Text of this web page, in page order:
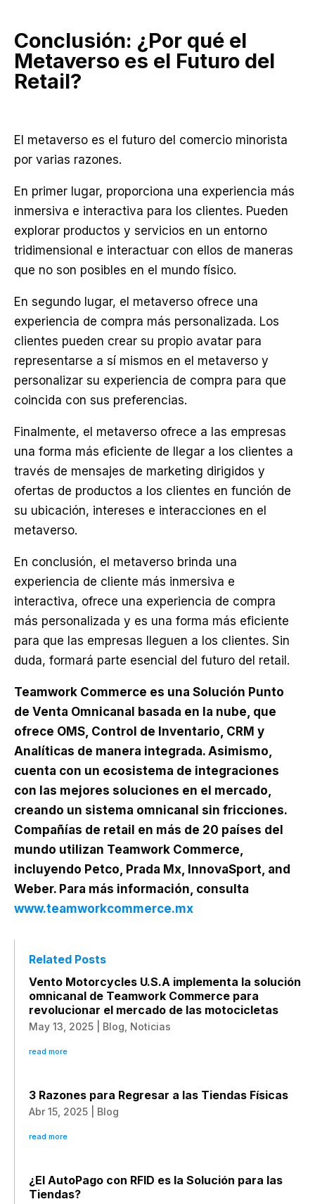
Conclusión: ¿Por qué el
Metaverso es el Futuro del
Retail?
El metaverso es el futuro del comercio minorista
por varias razones.
En primer lugar, proporciona una experiencia más
inmersiva e interactiva para los clientes. Pueden
explorar productos y servicios en un entorno
tridimensional e interactuar con ellos de maneras
que no son posibles en el mundo físico.
En segundo lugar, el metaverso ofrece una
experiencia de compra más personalizada. Los
clientes pueden crear su propio avatar para
representarse a sí mismos en el metaverso y
personalizar su experiencia de compra para que
coincida con sus preferencias.
Finalmente, el metaverso ofrece a las empresas
una forma más eficiente de llegar a los clientes a
través de mensajes de marketing dirigidos y
ofertas de productos a los clientes en función de
su ubicación, intereses e interacciones en el
metaverso.
En conclusión, el metaverso brinda una
experiencia de cliente más inmersiva e
interactiva, ofrece una experiencia de compra
más personalizada y es una forma más eficiente
para que las empresas lleguen a los clientes. Sin
duda, formará parte esencial del futuro del retail.
Teamwork Commerce es una Solución Punto
de Venta Omnicanal basada en la nube, que
ofrece OMS, Control de Inventario, CRM y
Analíticas de manera integrada. Asimismo,
cuenta con un ecosistema de integraciones
con las mejores soluciones en el mercado,
creando un sistema omnicanal sin fricciones.
Compañías de retail en más de 20 países del
mundo utilizan Teamwork Commerce,
incluyendo Petco, Prada Mx, InnovaSport, and
Weber. Para más información, consulta
www.teamworkcommerce.mx
Related Posts
Vento Motorcycles U.S.A implementa la solución
omnicanal de Teamwork Commerce para
revolucionar el mercado de las motocicletas
May 13, 2025 Blog Noticias
read more
3 Razones para Regresar a las Tiendas Físicas
Abr 15, 2025 Blog
read more
¿El AutoPago con RFID es la Solución para las
Tiendas?